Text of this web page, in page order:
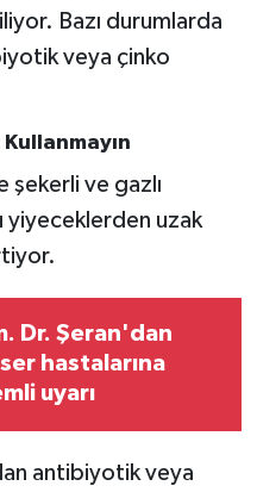
Bazı durumlarda
veya çinko
şekerli ve gazlı
yiyeceklerden uzak
Dr. Şeran'dan
hastalarına
uyarı
antibiyotik veya